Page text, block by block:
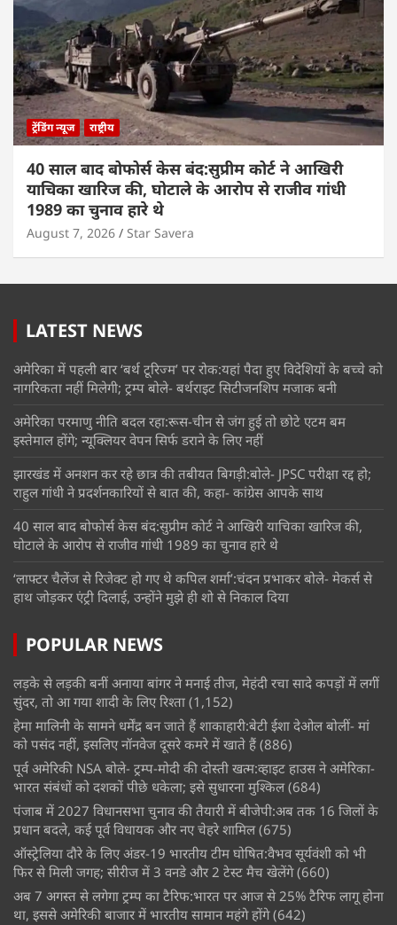
ट्रेंडिंग न्यूज राष्ट्रीय
40 साल बाद बोफोर्स केस बंद:सुप्रीम कोर्ट ने आखिरी
याचिका खारिज की, घोटाले के आरोप से राजीव गांधी
1989 का चुनाव हारे थे
August 7, 2026 Star Savera
LATEST NEWS
अमेरिका में पहली बार ‘बर्थ टूरिज्म’ पर रोक:यहां पैदा हुए विदेशियों के बच्चे को
नागरिकता नहीं मिलेगी; ट्रम्प बोले- बर्थराइट सिटीजनशिप मजाक बनी
अमेरिका परमाणु नीति बदल रहा:रूस-चीन से जंग हुई तो छोटे एटम बम
इस्तेमाल होंगे; न्यूक्लियर वेपन सिर्फ डराने के लिए नहीं
झारखंड में अनशन कर रहे छात्र की तबीयत बिगड़ी:बोले- JPSC परीक्षा रद्द हो;
राहुल गांधी ने प्रदर्शनकारियों से बात की, कहा- कांग्रेस आपके साथ
40 साल बाद बोफोर्स केस बंद:सुप्रीम कोर्ट ने आखिरी याचिका खारिज की,
घोटाले के आरोप से राजीव गांधी 1989 का चुनाव हारे थे
‘लाफ्टर चैलेंज से रिजेक्ट हो गए थे कपिल शर्मा’:चंदन प्रभाकर बोले- मेकर्स से
हाथ जोड़कर एंट्री दिलाई, उन्होंने मुझे ही शो से निकाल दिया
POPULAR NEWS
लड़के से लड़की बनीं अनाया बांगर ने मनाई तीज, मेहंदी रचा सादे कपड़ों में लगीं
सुंदर, तो आ गया शादी के लिए रिश्ता (1,152)
हेमा मालिनी के सामने धर्मेंद्र बन जाते हैं शाकाहारी:बेटी ईशा देओल बोलीं- मां
को पसंद नहीं, इसलिए नॉनवेज दूसरे कमरे में खाते हैं (886)
पूर्व अमेरिकी NSA बोले- ट्रम्प-मोदी की दोस्ती खत्म:व्हाइट हाउस ने अमेरिका-
भारत संबंधों को दशकों पीछे धकेला; इसे सुधारना मुश्किल (684)
पंजाब में 2027 विधानसभा चुनाव की तैयारी में बीजेपी:अब तक 16 जिलों के
प्रधान बदले, कई पूर्व विधायक और नए चेहरे शामिल (675)
ऑस्ट्रेलिया दौरे के लिए अंडर-19 भारतीय टीम घोषित:वैभव सूर्यवंशी को भी
फिर से मिली जगह; सीरीज में 3 वनडे और 2 टेस्ट मैच खेलेंगे (660)
अब 7 अगस्त से लगेगा ट्रम्प का टैरिफ:भारत पर आज से 25% टैरिफ लागू होना
था, इससे अमेरिकी बाजार में भारतीय सामान महंगे होंगे (642)